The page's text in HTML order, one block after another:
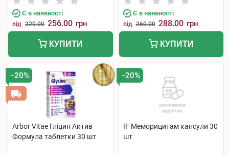
Є в наявності
від 320.00 256.00 грн
КУПИТИ
Є в наявності
від 360.00 288.00 грн
КУПИТИ
−20%
Arbor Vitae Гліцин Актив
Формула таблетки 30 шт
−20%
IF Меморицитам капсули 30
шт